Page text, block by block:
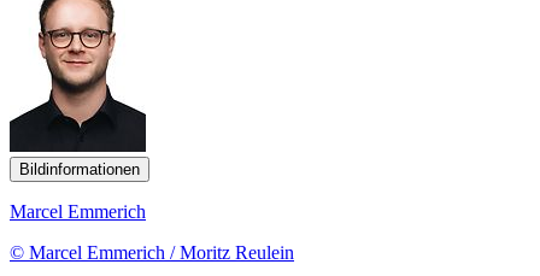
Bildinformationen
Marcel Emmerich
© Marcel Emmerich / Moritz Reulein